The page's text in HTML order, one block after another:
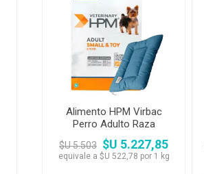
Alimento HPM Virbac
Perro Adulto Raza
Pequeña y Mini 10 kg +
colchoneta HPM
$U 5.503 $U 5.227,85
equivale a $U 522,78 por 1 kg